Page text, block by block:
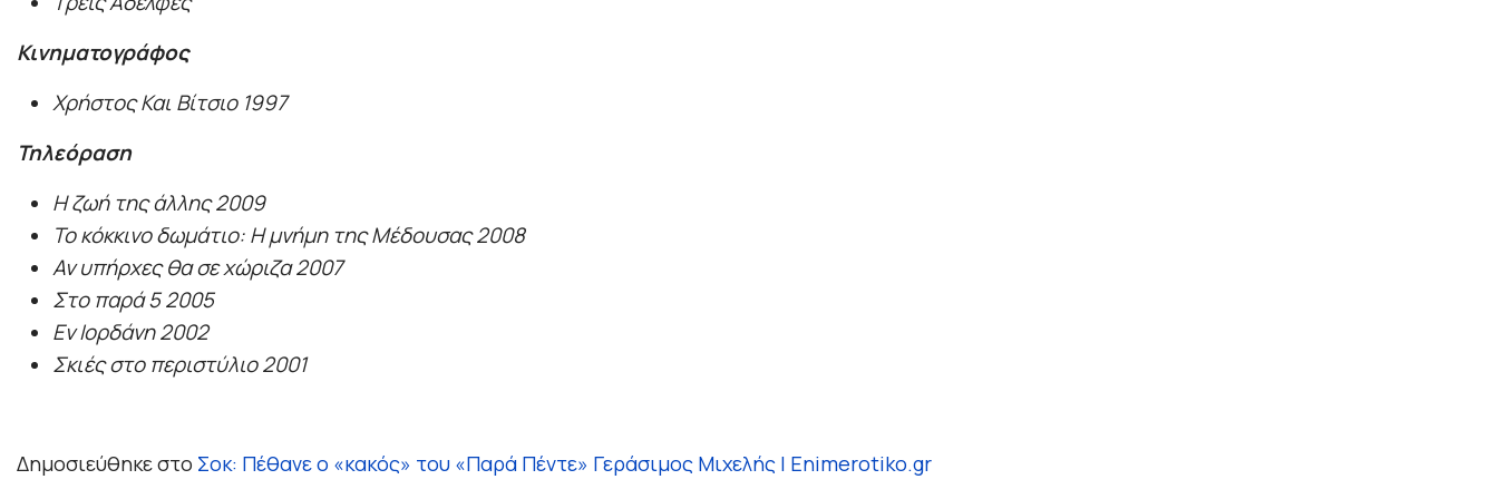
Κινηματογράφος
Χρήστος Και Βίτσιο 1997
Τηλεόραση
Η ζωή της άλλης 2009
Το κόκκινο δωμάτιο: Η μνήμη της Μέδουσας 2008
Αν υπήρχες θα σε χώριζα 2007
Στο παρά 5 2005
Εν Ιορδάνη 2002
Σκιές στο περιστύλιο 2001
Δημοσιεύθηκε στο Σοκ: Πέθανε ο «κακός» του «Παρά Πέντε» Γεράσιμος Μιχελής | Enimerotiko.gr